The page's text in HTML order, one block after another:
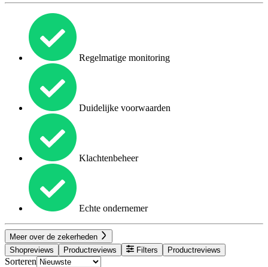
Regelmatige monitoring
Duidelijke voorwaarden
Klachtenbeheer
Echte ondernemer
Meer over de zekerheden
Shopreviews
Productreviews Filters Productreviews
Sorteren